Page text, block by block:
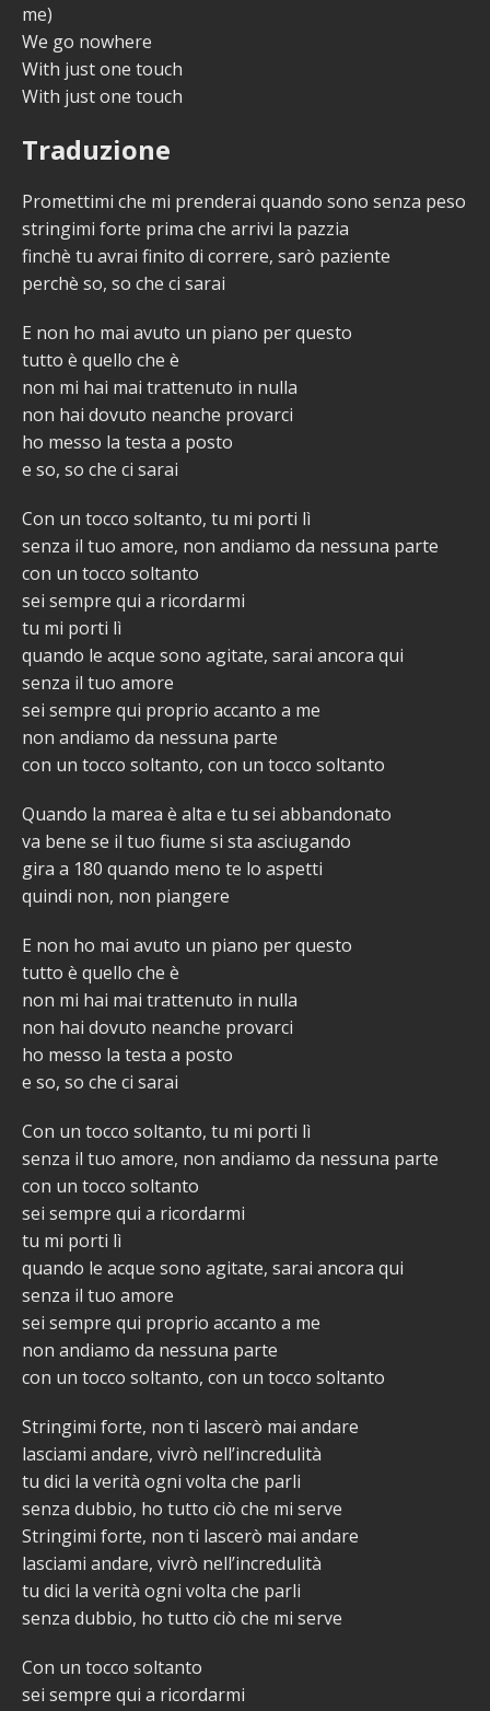
me)
We go nowhere
With just one touch
With just one touch
Traduzione
Promettimi che mi prenderai quando sono senza peso
stringimi forte prima che arrivi la pazzia
finchè tu avrai finito di correre, sarò paziente
perchè so, so che ci sarai
E non ho mai avuto un piano per questo
tutto è quello che è
non mi hai mai trattenuto in nulla
non hai dovuto neanche provarci
ho messo la testa a posto
e so, so che ci sarai
Con un tocco soltanto, tu mi porti lì
senza il tuo amore, non andiamo da nessuna parte
con un tocco soltanto
sei sempre qui a ricordarmi
tu mi porti lì
quando le acque sono agitate, sarai ancora qui
senza il tuo amore
sei sempre qui proprio accanto a me
non andiamo da nessuna parte
con un tocco soltanto, con un tocco soltanto
Quando la marea è alta e tu sei abbandonato
va bene se il tuo fiume si sta asciugando
gira a 180 quando meno te lo aspetti
quindi non, non piangere
E non ho mai avuto un piano per questo
tutto è quello che è
non mi hai mai trattenuto in nulla
non hai dovuto neanche provarci
ho messo la testa a posto
e so, so che ci sarai
Con un tocco soltanto, tu mi porti lì
senza il tuo amore, non andiamo da nessuna parte
con un tocco soltanto
sei sempre qui a ricordarmi
tu mi porti lì
quando le acque sono agitate, sarai ancora qui
senza il tuo amore
sei sempre qui proprio accanto a me
non andiamo da nessuna parte
con un tocco soltanto, con un tocco soltanto
Stringimi forte, non ti lascerò mai andare
lasciami andare, vivrò nell’incredulità
tu dici la verità ogni volta che parli
senza dubbio, ho tutto ciò che mi serve
Stringimi forte, non ti lascerò mai andare
lasciami andare, vivrò nell’incredulità
tu dici la verità ogni volta che parli
senza dubbio, ho tutto ciò che mi serve
Con un tocco soltanto
sei sempre qui a ricordarmi